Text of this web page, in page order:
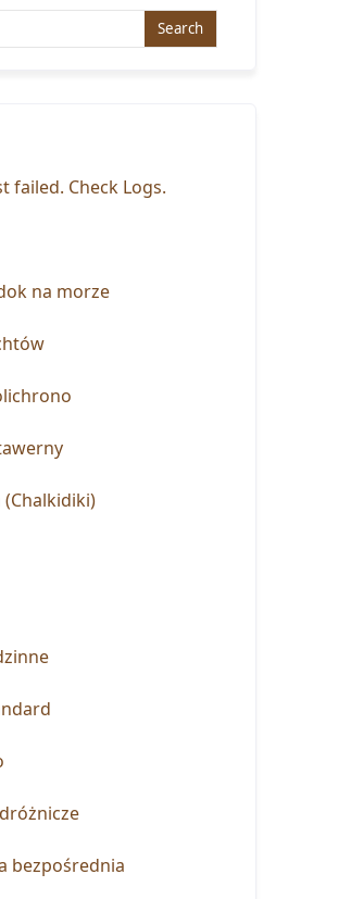
failed. Check Logs.
na morze
(Chalkidiki)
bezpośrednia